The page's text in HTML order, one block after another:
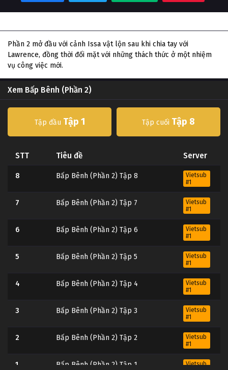
Phần 2 mở đầu với cảnh Issa vật lộn sau khi chia tay với
Lawrence, đồng thời đối mặt với những thách thức ở một nhiệm
vụ công việc mới.
Xem Bấp Bênh (Phần 2)
Tập đầu Tập 1 Tập cuối Tập 8
STT Tiêu đề Server
8 Bấp Bênh (Phần 2) Tập 8
Vietsub
#1
7 Bấp Bênh (Phần 2) Tập 7
Vietsub
#1
6 Bấp Bênh (Phần 2) Tập 6
Vietsub
#1
5 Bấp Bênh (Phần 2) Tập 5
Vietsub
#1
4 Bấp Bênh (Phần 2) Tập 4
Vietsub
#1
3 Bấp Bênh (Phần 2) Tập 3
Vietsub
#1
2 Bấp Bênh (Phần 2) Tập 2
Vietsub
#1
1 Bấp Bênh (Phần 2) Tập 1
Vietsub